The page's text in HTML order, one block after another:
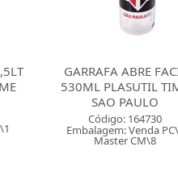
GARRAFA ABRE
600ML PLASUTIL
Código: 164727
Embalagem: Venda
Master CM\8